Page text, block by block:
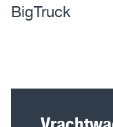
BigTruck